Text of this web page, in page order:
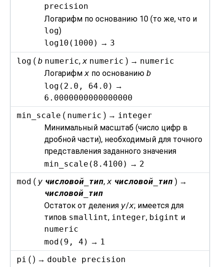
precision
Логарифм по основанию 10 (то же, что и
log)
log10(1000) → 3
log (b numeric,x numeric ) → numeric
Логарифмx по основаниюb
log(2.0, 64.0) →
6.0000000000000000
min_scale ( numeric ) → integer
Минимальный масштаб (число цифр в
дробной части), необходимый для точного
представления заданного значения
min_scale(8.4100) → 2
mod ( y числовой_тип,x числовой_тип ) →
числовой_тип
Остаток от деления y/x; имеется для
типов smallint, integer, bigint и
numeric
mod(9, 4) → 1
pi ( ) → double precision